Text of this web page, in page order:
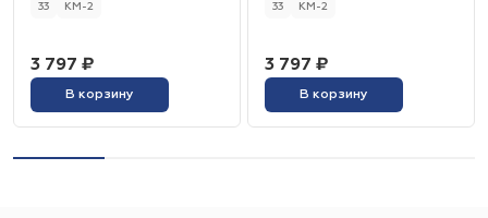
33 КМ-2
3 797 ₽
В корзину
33 КМ-2
3 797 ₽
В корзину